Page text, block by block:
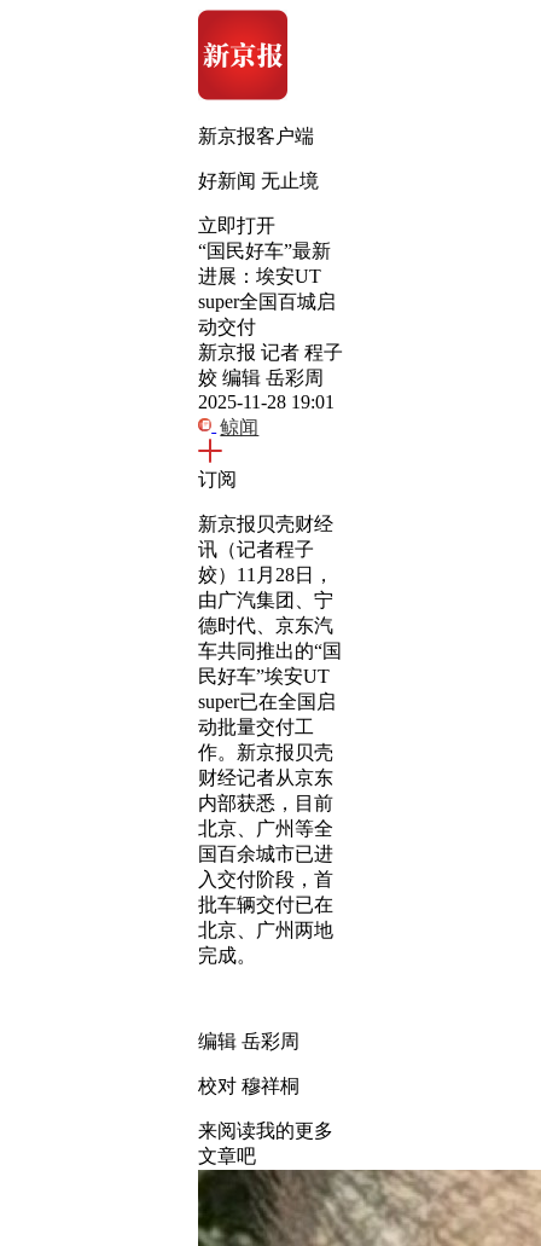
新京报客户端
好新闻 无止境
立即打开
“国民好车”最新
进展：埃安UT
super全国百城启
动交付
新京报 记者 程子
姣 编辑 岳彩周
2025-11-28 19:01
鲸闻
订阅
新京报贝壳财经
讯（记者程子
姣）11月28日，
由广汽集团、宁
德时代、京东汽
车共同推出的“国
民好车”埃安UT
super已在全国启
动批量交付工
作。新京报贝壳
财经记者从京东
内部获悉，目前
北京、广州等全
国百余城市已进
入交付阶段，首
批车辆交付已在
北京、广州两地
完成。
编辑 岳彩周
校对 穆祥桐
来阅读我的更多
文章吧